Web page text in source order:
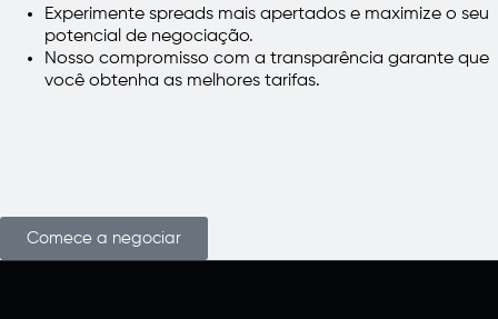
Experimente spreads mais apertados e maximize o seu
potencial de negociação.
Nosso compromisso com a transparência garante que
você obtenha as melhores tarifas.
Comece a negociar